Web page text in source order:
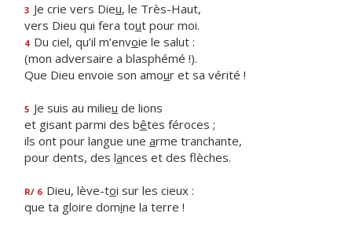
3 Je crie vers Dieu, le Très-Haut,
vers Dieu qui fera tout pour moi.
4 Du ciel, qu’il m’envoie le salut :
(mon adversaire a blasphémé !).
Que Dieu envoie son amour et sa vérité !
5 Je suis au milieu de lions
et gisant parmi des bêtes féroces ;
ils ont pour langue une arme tranchante,
pour dents, des lances et des flèches.
R/ 6 Dieu, lève-toi sur les cieux :
que ta gloire domine la terre !